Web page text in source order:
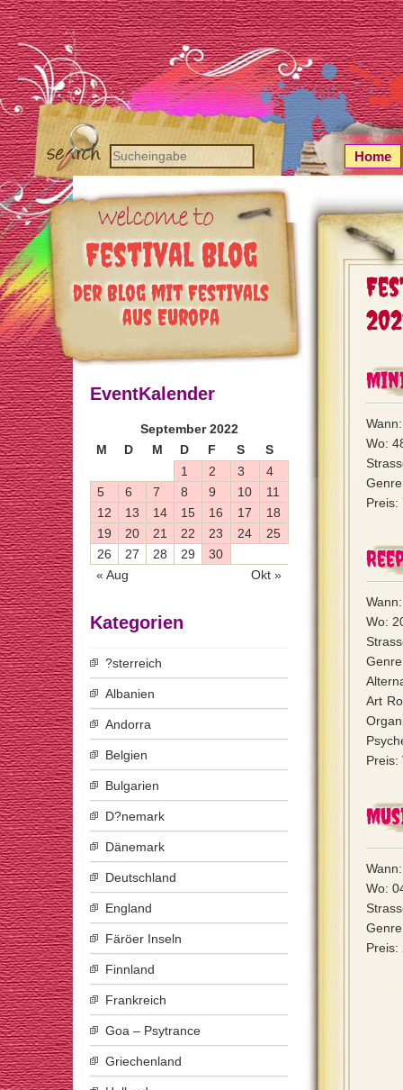
Festival Blog
der Blog mit Festivals
aus Europa
Home
Wo:
Preis:
Wo:
Art
Preis:
Wo:
Preis:
EventKalender
September 2022
M
D M D F S S
« Aug Okt »
1 2 3
4
5
6 7 8 9 10
11
12
13 14 15 16 17
18
19
20 21 22 23 24
25
26
27 28 29 30
Kategorien
?sterreich
Albanien
Andorra
Belgien
Bulgarien
D?nemark
Dänemark
Deutschland
England
Färöer Inseln
Finnland
Frankreich
Goa – Psytrance
Griechenland